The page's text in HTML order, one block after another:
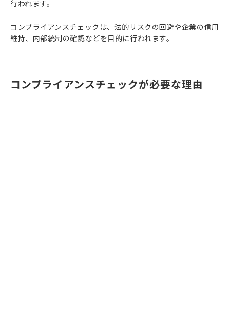
行われます。
コンプライアンスチェックは、法的リスクの回避や企業の信用
維持、内部統制の確認などを目的に行われます。
コンプライアンスチェックが必要な理由